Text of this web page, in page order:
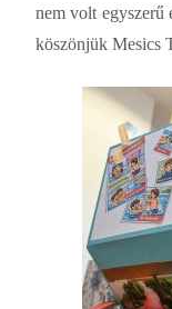
nem volt egyszerű
köszönjük Mesics